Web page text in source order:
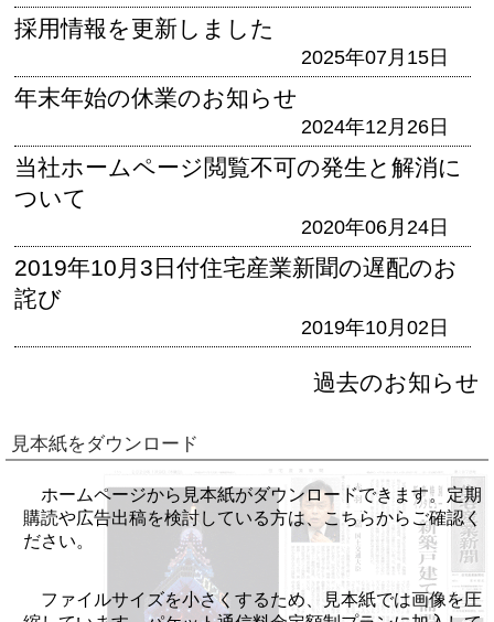
採用情報を更新しました
2025年07月15日
年末年始の休業のお知らせ
2024年12月26日
当社ホームページ閲覧不可の発生と解消に
ついて
2020年06月24日
2019年10月3日付住宅産業新聞の遅配のお
詫び
2019年10月02日
過去のお知らせ
見本紙をダウンロード
ホームページから見本紙がダウンロードできます。定期
購読や広告出稿を検討している方は、こちらからご確認く
ださい。
ファイルサイズを小さくするため、見本紙では画像を圧